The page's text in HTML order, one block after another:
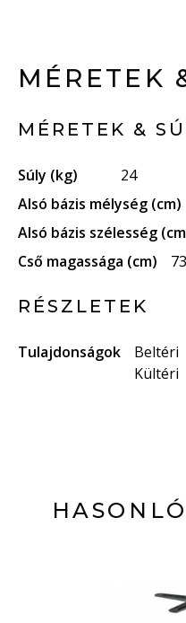
MÉRETEK
MÉRETEK &
Súly (kg)
24
Alsó bázis mélység (cm)
Alsó bázis szélesség
Cső magassága (cm)
RÉSZLETEK
Tulajdonságok
Beltéri
Kültéri